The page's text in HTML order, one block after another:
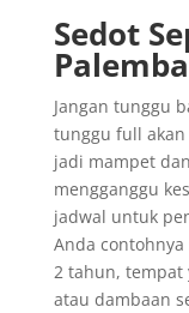
Sedot
Jangan tunggu
tunggu full akan
jadi mampet
mengganggu
jadwal untuk
Anda
2 tahun, tempat
atau dambaan